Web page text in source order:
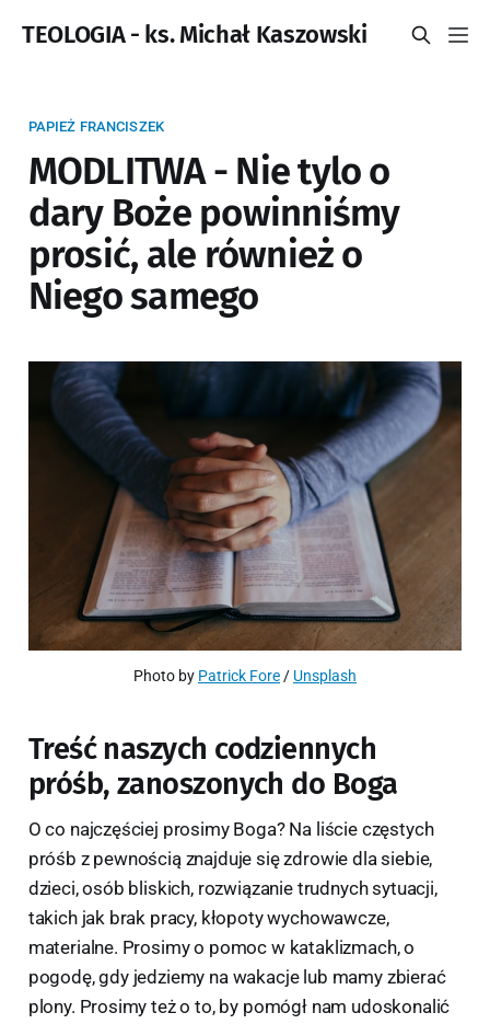
TEOLOGIA - ks. Michał Kaszowski
PAPIEŻ FRANCISZEK
MODLITWA - Nie tylo o
dary Boże powinniśmy
prosić, ale również o
Niego samego
Photo by Patrick Fore / Unsplash
Treść naszych codziennych
próśb, zanoszonych do Boga
O co najczęściej prosimy Boga? Na liście częstych
próśb z pewnością znajduje się zdrowie dla siebie,
dzieci, osób bliskich, rozwiązanie trudnych sytuacji,
takich jak brak pracy, kłopoty wychowawcze,
materialne. Prosimy o pomoc w kataklizmach, o
pogodę, gdy jedziemy na wakacje lub mamy zbierać
plony. Prosimy też o to, by pomógł nam udoskonalić